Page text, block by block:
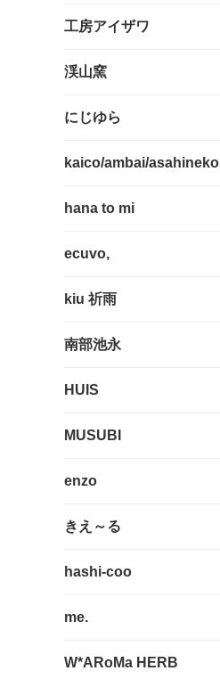
工房アイザワ
渓山窯
にじゆら
kaico/ambai/asahineko
hana to mi
ecuvo,
kiu 祈雨
南部池永
HUIS
MUSUBI
enzo
きえ～る
hashi-coo
me.
W*ARoMa HERB